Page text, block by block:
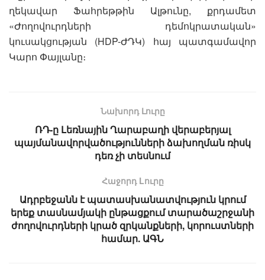
ղեկավար Ֆահրեթթին Ալթունը, քրդամետ
«Ժողովուրդների դեմոկրատական»
կուսակցության (HDP-ԺԴԿ) հայ պատգամավոր
Կարո Փայլանը։
Նախորդ Լուրը
ՌԴ-ը Լեռնային Ղարաբաղի վերաբերյալ
պայմանավորվածությունների ձախողման ռիսկ
դեռ չի տեսնում
Հաջորդ Lուրը
Ադրբեջանն է պատասխանատվություն կրում
երեք տասնամյակի ընթացքում տարածաշրջանի
ժողովուրդների կրած զրկանքների, կորուստների
համար. ԱԳՆ